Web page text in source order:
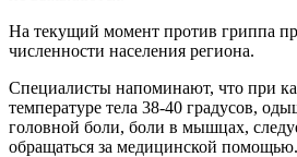
На текущий момент против гриппа
численности населения региона.
Специалисты напоминают, что при
температуре тела 38-40 градусов,
головной боли, боли в мышцах,
обращаться за медицинской помощью.